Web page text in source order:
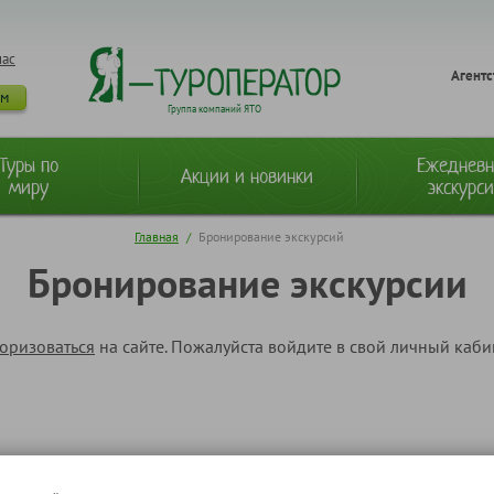
Группа компаний ЯТО
Туры по
миру
Акции и новинки
Главная / Бронирование экскурсий
Бронирование экскурсии
на сайте. Пожалуйста войдите в свой личный